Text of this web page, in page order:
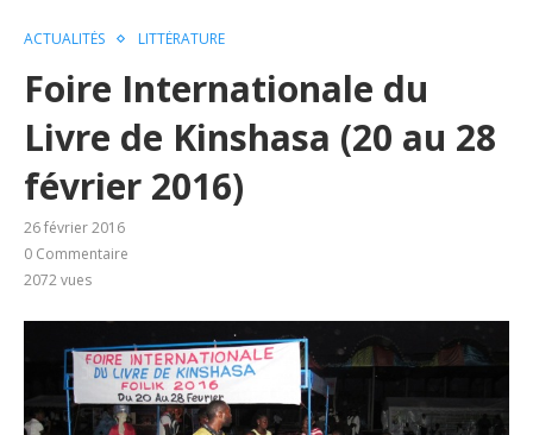
ACTUALITÉS LITTÉRATURE
Foire Internationale du
Livre de Kinshasa (20 au 28
février 2016)
26 février 2016
0 Commentaire
2072vues